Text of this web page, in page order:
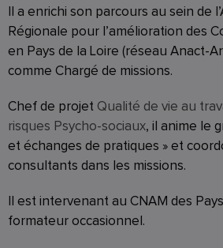
Il a enrichi son parcours au sein de
Régionale pour l’amélioration des
en Pays de la Loire (réseau Anact-
comme Chargé de missions.
Chef de projet Qualité de vie au
risques Psycho-sociaux, il anime le
et échanges de pratiques » et
consultants dans les missions.
Il est intervenant au CNAM des
formateur occasionnel.